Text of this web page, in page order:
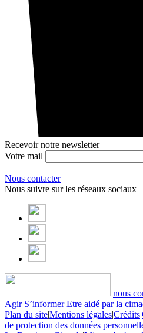
Recevoir notre newsletter
Votre mail
Nous contacter
Nous suivre sur les réseaux sociaux
nous
Agir S’informer Etre aidé par la
Plan du site|Mentions légales|Crédits|
de protection des données